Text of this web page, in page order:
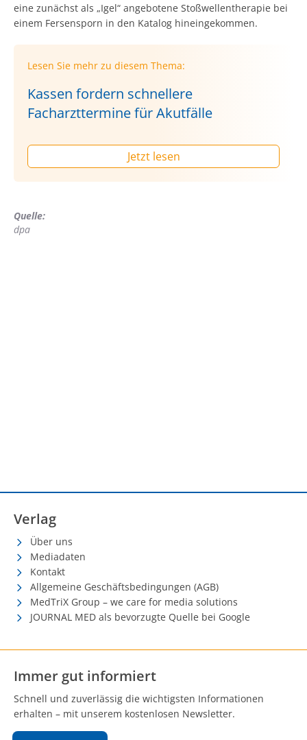
eine zunächst als „Igel“ angebotene Stoßwellentherapie bei
einem Fersensporn in den Katalog hineingekommen.
Lesen Sie mehr zu diesem Thema:
Kassen fordern schnellere
Facharzttermine für Akutfälle
Jetzt lesen
Quelle:
dpa
Verlag
Über uns
Mediadaten
Kontakt
Allgemeine Geschäftsbedingungen (AGB)
MedTriX Group – we care for media solutions
JOURNAL MED als bevorzugte Quelle bei Google
Immer gut informiert
Schnell und zuverlässig die wichtigsten Informationen
erhalten – mit unserem kostenlosen Newsletter.